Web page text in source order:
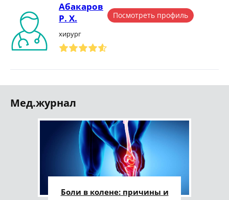
Абакаров
Р. Х.
хирург
Посмотреть профиль
Мед.журнал
Боли в колене: причины и